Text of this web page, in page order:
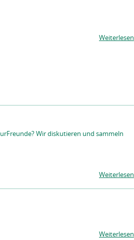
Weiterlesen
Wir diskutieren und sammeln
Weiterlesen
Weiterlesen